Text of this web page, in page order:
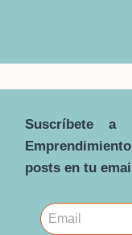
Suscríbete
posts en tu